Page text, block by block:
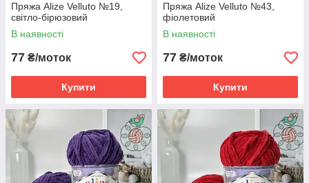
Пряжа Alize Velluto №19,
світло-бірюзовий
В наявності
77 ₴/моток
Купити
Пряжа Alize Velluto №43,
фіолетовий
В наявності
77 ₴/моток
Купити